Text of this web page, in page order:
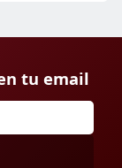
tu email